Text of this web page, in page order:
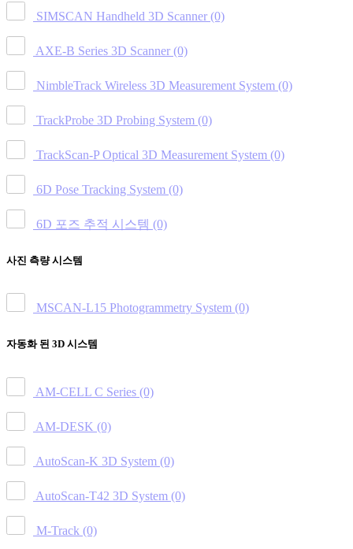
SIMSCAN Handheld 3D Scanner (0)
AXE-B Series 3D Scanner (0)
NimbleTrack Wireless 3D Measurement System (0)
TrackProbe 3D Probing System (0)
TrackScan-P Optical 3D Measurement System (0)
6D Pose Tracking System (0)
6D 포즈 추적 시스템 (0)
사진 측량 시스템
MSCAN-L15 Photogrammetry System (0)
자동화 된 3D 시스템
AM-CELL C Series (0)
AM-DESK (0)
AutoScan-K 3D System (0)
AutoScan-T42 3D System (0)
M-Track (0)